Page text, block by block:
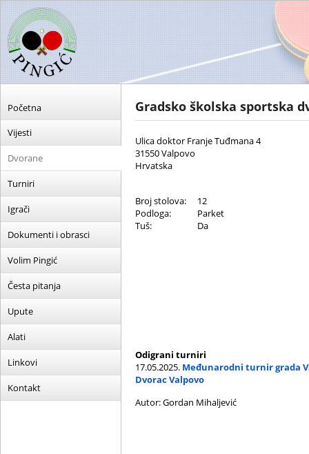
Početna
Vijesti
Dvorane
Turniri
Igrači
Dokumenti i obrasci
Volim Pingić
Česta pitanja
Upute
Alati
Linkovi
Kontakt
Gradsko školska sportska
Ulica doktor Franje Tuđmana 4
31550 Valpovo
Hrvatska
Broj stolova:
12
Podloga:
Parket
Tuš:
Da
Odigrani turniri
17.05.2025. Međunarodni turnir grada
Dvorac Valpovo
Autor: Gordan Mihaljević